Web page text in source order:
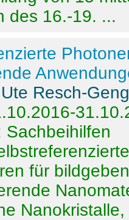
des 16.-19. ...
Resch-
Sachbeihilfen
für